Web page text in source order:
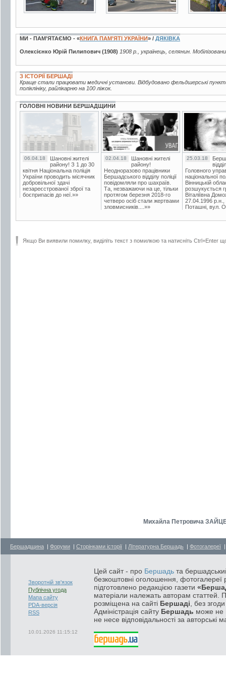
МИ - ПАМ’ЯТАЄМО - «КНИГА ПАМ’ЯТІ УКРАЇНИ» / ДЯКІВКА
Олексієнко Юрій Пилипович (1908) 1908 р., українець, селянин.
З ІСТОРІЇ БЕРШАДІ
Краще стали працювати медичні установи. Відбудовано фельдшерські
поліклініку, райлікарню на 100 ліжок.
ГОЛОВНІ НОВИНИ БЕРШАДЩИНИ
06.04.18
Шановні жителі
району! З 1 до 30
квітня Національна поліція
України проводить місячник
добровільної здачі
незареєстрованої зброї та
боєприпасів до неї.»»
02.04.18
Шановні жителі
району!
Неодноразово працівники
Бершадського відділу поліції
повідомляли про шахраїв.
Та, незважаючи на це, тільки
протягом березня 2018-го
четверо осіб стали жертвами
зловмисників....»»
25.03.18
Головного
національної
Вінницькій
розшукується
Віталіївна
27.04.1996 р.н.,
Поташні, вул.
Якщо Ви виявили помилку, виділіть текст з помилкою та натисніть Ctrl+Enter
Михайла Петровича
Бершадщина | Форуми | Сторінками історії | Літературна Бершадь | Фотогалереї
Зворотній зв'язок
Публічна угода
Мапа сайту
PDA-версія
RSS
10.01.2026 11:15:12
Цей сайт - про Бершадь та
безкоштовні оголошення, фотогалереї
підготовлено редакцією газети
матеріали належать авторам статтей.
розміщена на сайті Бершаді , без
Адміністрація сайту Бершадь може не
не несе відповідальності за авторські